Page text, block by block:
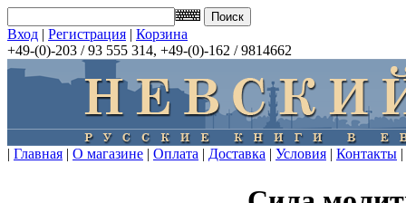
Вход | Регистрация | Корзина
+49-(0)-203 / 93 555 314, +49-(0)-162 / 9814662
| Главная | О магазине | Оплата | Доставка | Условия | Контакты |